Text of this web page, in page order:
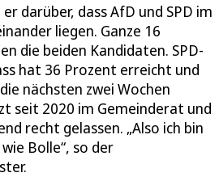
darüber, dass AfD und SPD im
liegen. Ganze 16
die beiden Kandidaten. SPD-
hat 36 Prozent erreicht und
nächsten zwei Wochen
seit 2020 im Gemeinderat und
recht gelassen. „Also ich bin
Bolle“, so der